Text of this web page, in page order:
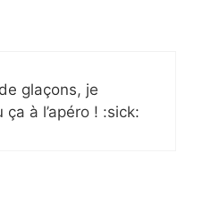
glaçons, je
ça à l’apéro ! :sick: